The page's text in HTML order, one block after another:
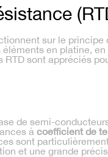
sur le principe
en platine,
sont appréciés
de semi-
à coefficient de
sont
et une grande